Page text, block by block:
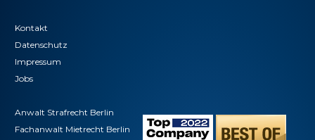
Kontakt
Datenschutz
Impressum
Jobs
Anwalt Strafrecht Berlin
Fachanwalt Mietrecht Berlin